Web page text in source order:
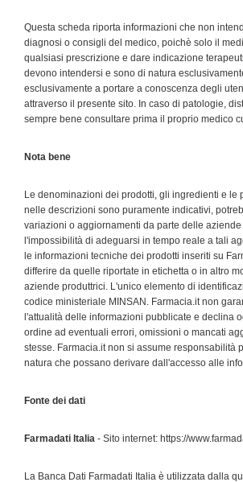
Questa scheda riporta informazioni che non
diagnosi o consigli del medico, poichè solo il
qualsiasi prescrizione e dare indicazione
devono intendersi e sono di natura
esclusivamente a portare a conoscenza degli
attraverso il presente sito. In caso di patologie,
sempre bene consultare prima il proprio medico
Nota bene
Le denominazioni dei prodotti, gli ingredienti e le
nelle descrizioni sono puramente indicativi,
variazioni o aggiornamenti da parte delle
l'impossibilità di adeguarsi in tempo reale a tali
le informazioni tecniche dei prodotti inseriti su
differire da quelle riportate in etichetta o in altro
aziende produttrici. L'unico elemento di
codice ministeriale MINSAN. Farmacia.it non
l'attualità delle informazioni pubblicate e declina
ordine ad eventuali errori, omissioni o mancati
stesse. Farmacia.it non si assume responsabilità
natura che possano derivare dall'accesso alle
Fonte dei dati
Farmadati Italia - Sito internet: https://
La Banca Dati Farmadati Italia è utilizzata dalla